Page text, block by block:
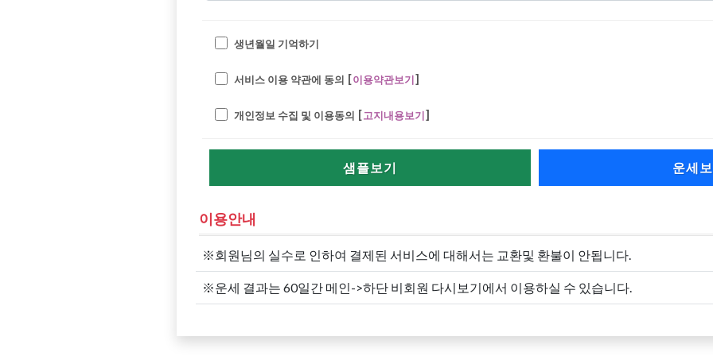
생년월일 기억하기
서비스 이용 약관에 동의 [이용약관보기]
개인정보 수집 및 이용동의 [고지내용보기]
샘플보기 운세
이용안내
※회원님의 실수로 인하여 결제된 서비스에 대해서는 교환및 환불이 안됩니다.
※운세 결과는 60일간 메인->하단 비회원 다시보기에서 이용하실 수 있습니다.